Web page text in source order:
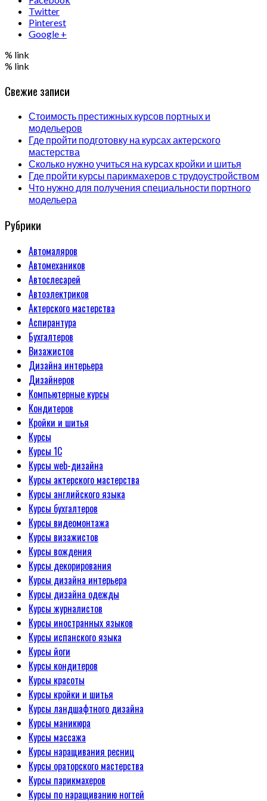
Twitter
Pinterest
Google +
% link
% link
Свежие записи
Стоимость престижных курсов портных и
модельеров
Где пройти подготовку на курсах актерского
мастерства
Сколько нужно учиться на курсах кройки и шитья
Где пройти курсы парикмахеров с трудоустройством
Что нужно для получения специальности портного
модельера
Рубрики
Автомаляров
Автомехаников
Автослесарей
Автоэлектриков
Актерского мастерства
Аспирантура
Бухгалтеров
Визажистов
Дизайна интерьера
Дизайнеров
Компьютерные курсы
Кондитеров
Кройки и шитья
Курсы
Курсы 1С
Курсы web-дизайна
Курсы актерского мастерства
Курсы английского языка
Курсы бухгалтеров
Курсы видеомонтажа
Курсы визажистов
Курсы вождения
Курсы декорирования
Курсы дизайна интерьера
Курсы дизайна одежды
Курсы журналистов
Курсы иностранных языков
Курсы испанского языка
Курсы йоги
Курсы кондитеров
Курсы красоты
Курсы кройки и шитья
Курсы ландшафтного дизайна
Курсы маникюра
Курсы массажа
Курсы наращивания ресниц
Курсы ораторского мастерства
Курсы парикмахеров
Курсы по наращиванию ногтей